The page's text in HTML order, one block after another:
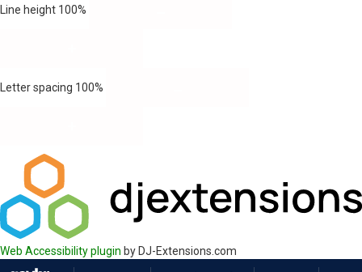
Line height 100%
Letter spacing 100%
Web Accessibility plugin by DJ-Extensions.com